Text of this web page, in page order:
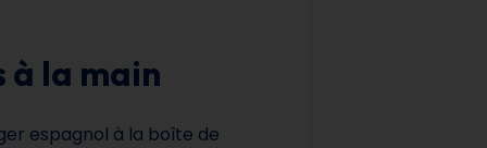
à la main
espagnol à la boîte de